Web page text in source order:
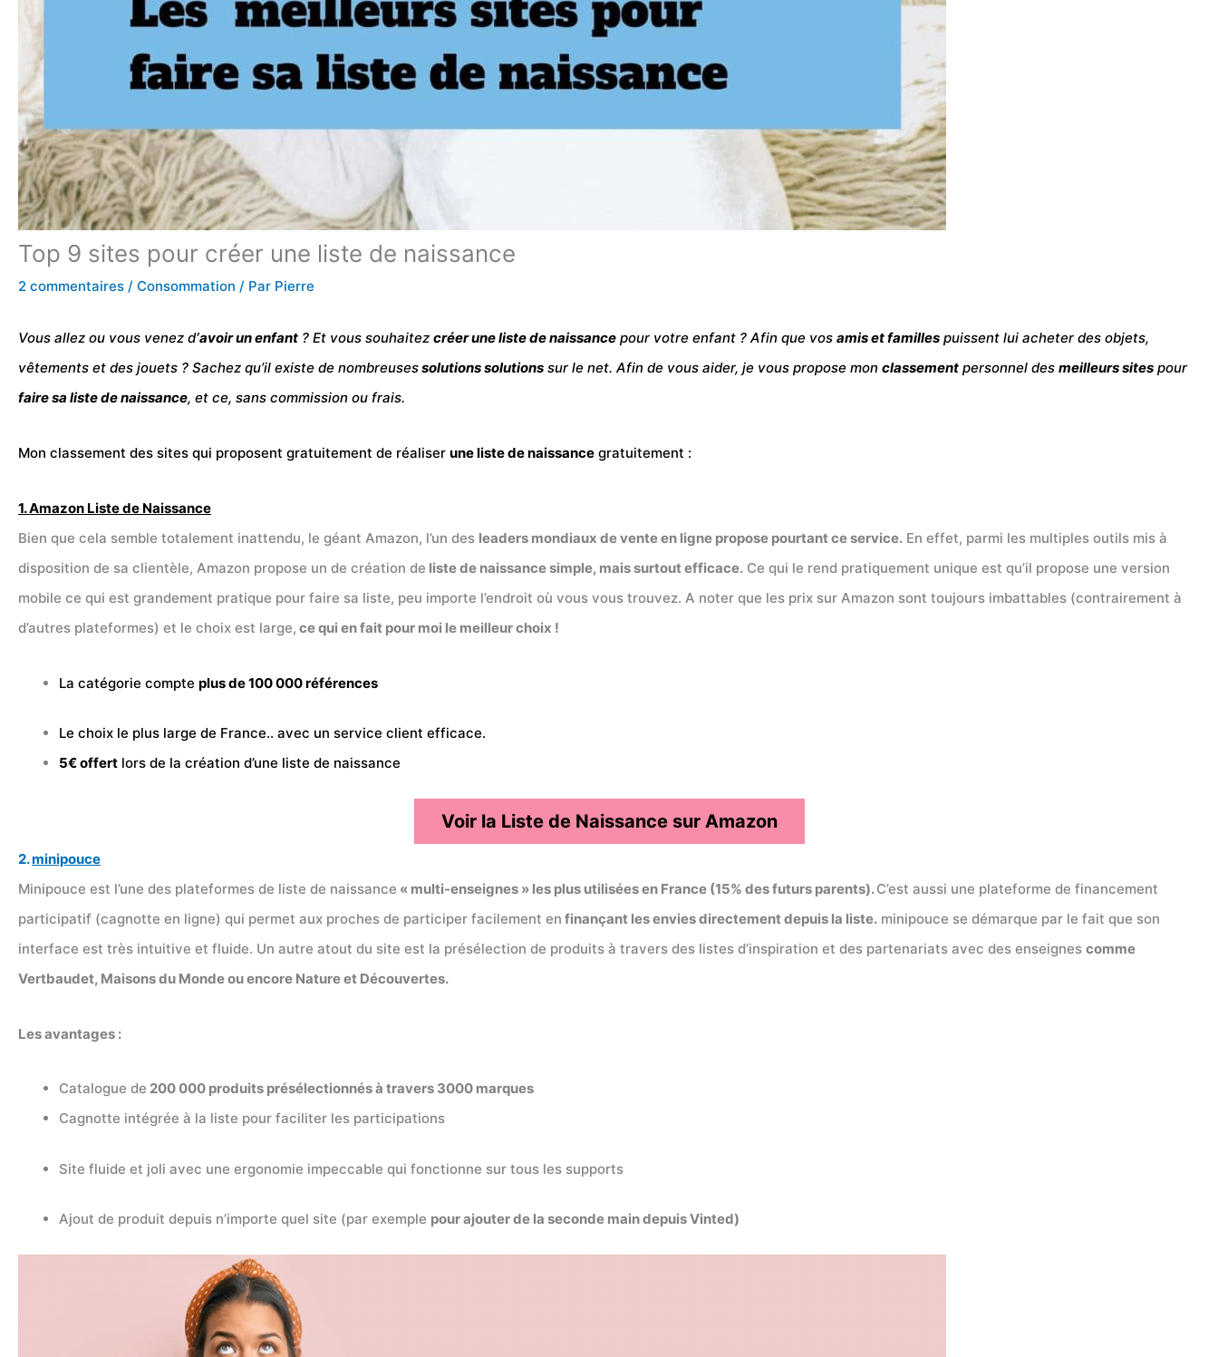
Top 9 sites pour créer une liste de naissance
2 commentaires / Consommation / Par Pierre
Vous allez ou vous venez d‘avoir unenfant ? Et vous souhaitez créer une liste de naissance pour votre enfant ? Afin que vos amis et familles puissent lui acheter des objets,
vêtements et des jouets ? Sachez qu’il existe de nombreusessolutions solutions sur le net. Afin de vous aider, je vous propose mon classement personnel des meilleurs sites pour
faire sa liste de naissance, et ce, sans commission ou frais.
Mon classement des sites qui proposent gratuitement de réaliser une liste de naissance gratuitement :
1. Amazon Liste de Naissance
Bien que cela semble totalement inattendu, le géant Amazon, l’un des leaders mondiaux de vente en ligne propose pourtant ce service. En effet, parmi les multiples outils mis à
disposition de sa clientèle, Amazon propose un de création de liste de naissance simple, mais surtout efficace. Ce qui le rend pratiquement unique est qu’il propose une version
mobile ce qui est grandement pratique pour faire sa liste, peu importe l’endroit où vous vous trouvez. A noter que les prix sur Amazon sont toujours imbattables (contrairement à
d’autres plateformes) et le choix est large, ce qui en fait pour moi le meilleur choix !
La catégorie compte plus de 100 000 références
Le choix le plus large de France.. avec un service client efficace.
5€ offert lors de la création d’une liste de naissance
Voir la Liste de Naissance sur Amazon
2.minipouce
Minipouce est l’une des plateformes de liste de naissance « multi-enseignes » les plus utilisées en France (15% des futurs parents).C’est aussi une plateforme de financement
participatif (cagnotte en ligne) qui permet aux proches de participer facilement en finançant les envies directement depuis la liste. minipouce se démarque par le fait que son
interface est très intuitive et fluide. Un autre atout du site est la présélection de produits à travers des listes d’inspiration et des partenariats avec des enseignes comme
Vertbaudet, Maisons du Monde ou encore Nature et Découvertes.
Les avantages :
Catalogue de 200 000 produits présélectionnés à travers 3000 marques
Cagnotte intégrée à la liste pour faciliter les participations
Site fluide et joli avec une ergonomie impeccable qui fonctionne sur tous les supports
Ajout de produit depuis n’importe quel site (par exemple pour ajouter de la seconde main depuis Vinted)